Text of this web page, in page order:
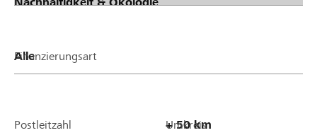
Finanzierungsart
Postleitzahl Umkreis